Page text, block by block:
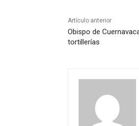
Artículo anterior
Obispo de
tortillerías